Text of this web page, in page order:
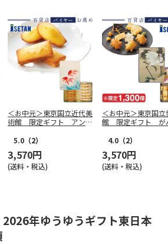
＜お中元＞東京国立近代美
術館 限定ギフト アン
魚二匹 フィナンシェ・マ
版）
5.0 （2）
3,570円
(送料・税込)
＜お中元＞東京国立
館 限定ギフト が
版）
4.0 （2）
3,570円
(送料・税込)
年ゆうゆうギフト東日本